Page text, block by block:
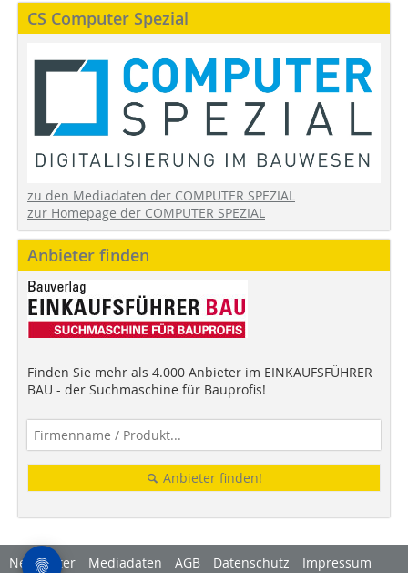
CS Computer Spezial
zu den Mediadaten der COMPUTER SPEZIAL
zur Homepage der COMPUTER SPEZIAL
Anbieter finden
Finden Sie mehr als 4.000 Anbieter im EINKAUFSFÜHRER
BAU - der Suchmaschine für Bauprofis!
Anbieter finden!
Newsletter Mediadaten AGB Datenschutz Impressum